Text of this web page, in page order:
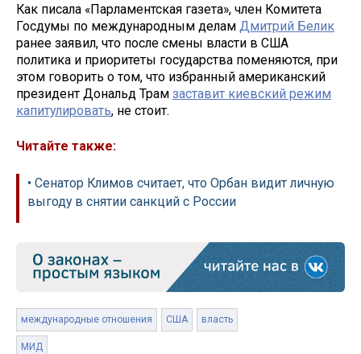
Как писала «Парламентская газета», член Комитета
Госдумы по международным делам Дмитрий Белик
ранее заявил, что после смены власти в США
политика и приоритеты государства поменяются, при
этом говорить о том, что избранный американский
президент Дональд Трам заставит киевский режим
капитулировать, не стоит.
Читайте также:
• Сенатор Климов считает, что Орбан видит личную
выгоду в снятии санкций с России
международные отношения США власть
МИД